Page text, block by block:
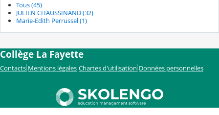
Tous (45)
JULIEN CHAUSSINAND (32)
Marie-Edith Perrussel (1)
Collège La Fayette
Contacts Mentions légales Chartes d'utilisation Données personnelles